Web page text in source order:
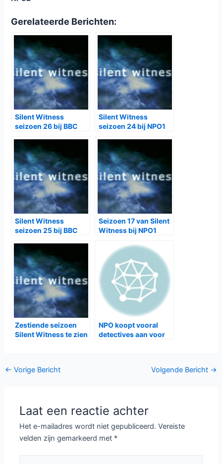
Gerelateerde Berichten:
Silent Witness
seizoen 26 bij BBC
Silent Witness
seizoen 24 bij NPO1
Silent Witness
seizoen 25 bij BBC
Seizoen 17 van Silent
Witness bij NPO1
Zestiende seizoen
Silent Witness te zien
NPO koopt vooral
detectives aan voor
Bericht
← Vorige Bericht Volgende Bericht →
Laat een reactie achter
Het e-mailadres wordt niet gepubliceerd. Vereiste
velden zijn gemarkeerd met *